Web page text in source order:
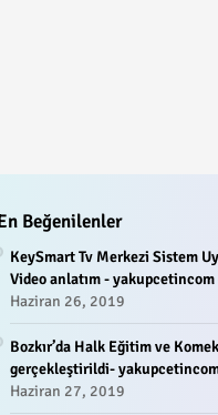
Beğenilenler
KeySmart Tv Merkezi Sistem
Video anlatım - yakupcetincom
Haziran 26, 2019
Bozkır’da Halk Eğitim ve
gerçekleştirildi-
Haziran 27, 2019